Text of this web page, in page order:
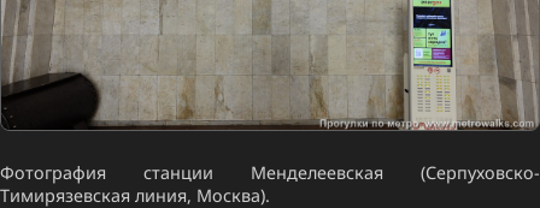
Фотография станции Менделеевская (Серпуховско-
Тимирязевская линия, Москва).